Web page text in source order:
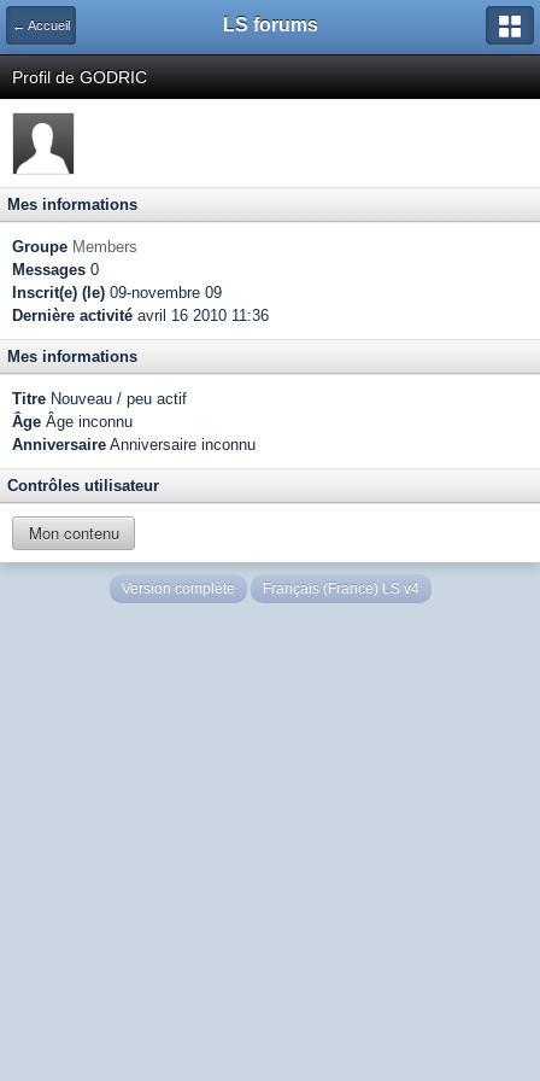
← Accueil LS forums
Profil de GODRIC
Mes informations
Groupe Members
Messages 0
Inscrit(e) (le) 09-novembre 09
Dernière activité avril 16 2010 11:36
Mes informations
Titre Nouveau / peu actif
Âge Âge inconnu
Anniversaire Anniversaire inconnu
Contrôles utilisateur
Mon contenu
Version complète Français (France) LS v4